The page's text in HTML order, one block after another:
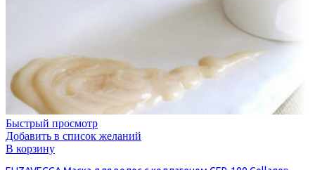
Быстрый просмотр
Добавить в список желаний
В корзину